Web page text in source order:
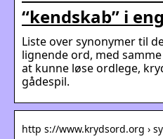
“kendskab” i
Liste over synonymer til
lignende ord, med
at kunne løse ordlege,
gådespil.
http s://www.krydsord.org ›